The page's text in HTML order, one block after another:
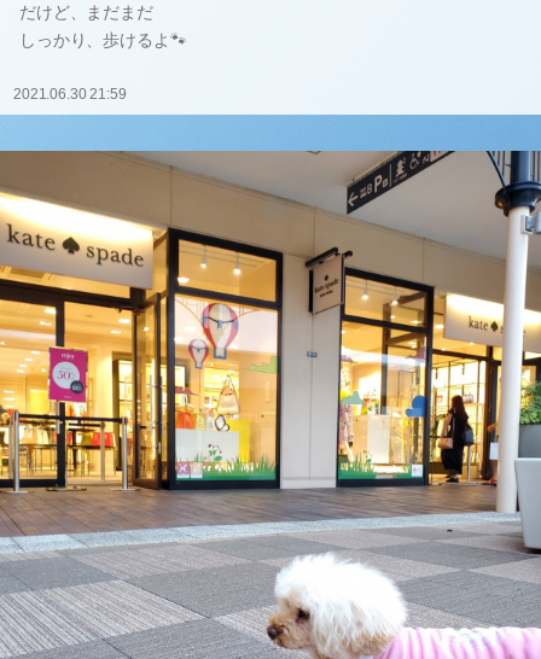
だけど、まだまだ
しっかり、歩けるよ🐾
2021.06.30 21:59